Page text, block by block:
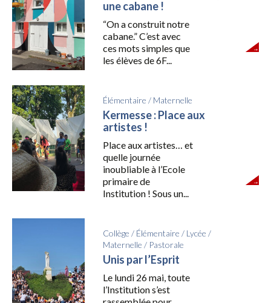
une cabane !
“On a construit notre
cabane.” C’est avec
ces mots simples que
les élèves de 6F...
Élémentaire / Maternelle
Kermesse : Place aux
artistes !
Place aux artistes… et
quelle journée
inoubliable à l’Ecole
primaire de
Institution ! Sous un...
Collège / Élémentaire / Lycée /
Maternelle / Pastorale
Unis par l’Esprit
Le lundi 26 mai, toute
l’Institution s’est